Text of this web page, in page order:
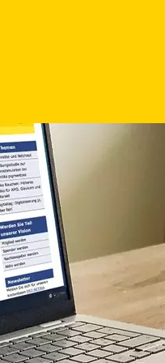
an
bzw. herunterladen